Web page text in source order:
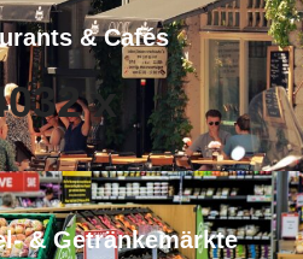
& Cafés
x
& Getränkemärkte